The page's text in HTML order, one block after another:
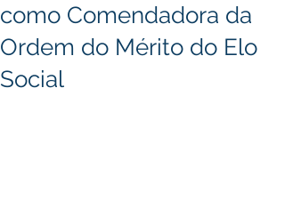
como Comendadora da
Ordem do Mérito do Elo
Social